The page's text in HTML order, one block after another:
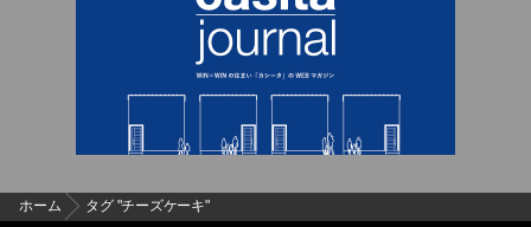
ホーム タグ "チーズケーキ"